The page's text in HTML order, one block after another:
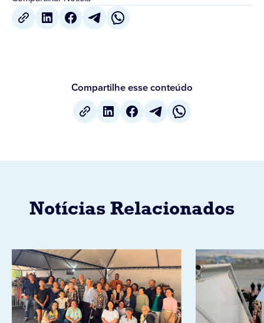
Compartilhe esse conteúdo
Notícias Relacionados